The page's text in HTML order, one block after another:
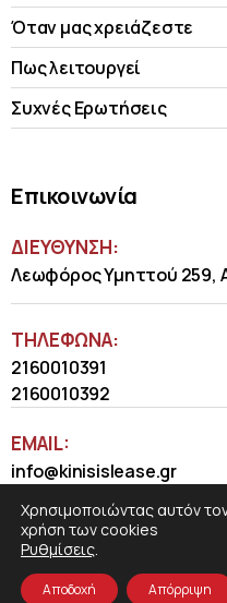
Όταν μας χρειάζεστε
Πως λειτουργεί
Συχνές Ερωτήσεις
Επικοινωνία
ΔΙΕΥΘΥΝΣΗ:
Λεωφόρος Υμηττού 259,
ΤΗΛΈΦΩΝΑ:
2160010391
2160010392
EMAIL:
info@kinisislease.gr
Χρησιμοποιώντας αυτόν
χρήση των cookies
Ρυθμίσεις.
Αποδοχή Απόρριψη